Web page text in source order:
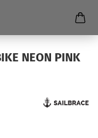
NEON PINK